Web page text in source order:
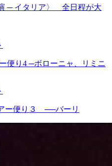
─ イタリア〉 全日程が大
便り4 ─ボローニャ、リミニ
ー便り３ ──バーリ